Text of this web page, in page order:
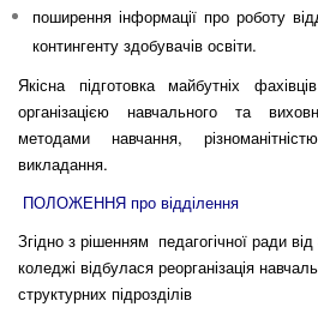
поширення інформації про роботу
контингенту здобувачів освіти.
Якісна підготовка майбутніх
організацією навчального та
методами навчання,
викладання.
ПОЛОЖЕННЯ про відділення
Згідно з рішенням педагогічної ради
коледжі відбулася реорганізація
структурних підрозділів